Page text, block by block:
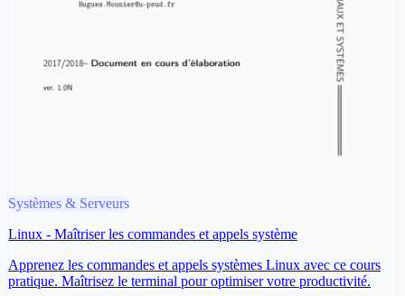
Systèmes & Serveurs
Linux - Maîtriser les commandes et appels système
Apprenez les commandes et appels systèmes Linux avec ce cours
pratique. Maîtrisez le terminal pour optimiser votre productivité.